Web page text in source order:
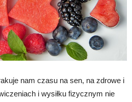
nam czasu na sen, na zdrowe i
i wysiłku fizycznym nie